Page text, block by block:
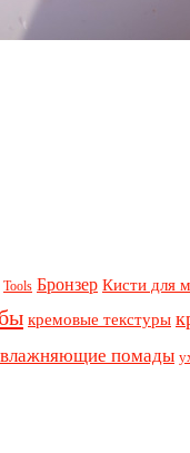
Tools Бронзер Кисти для
кремовые текстуры
помады